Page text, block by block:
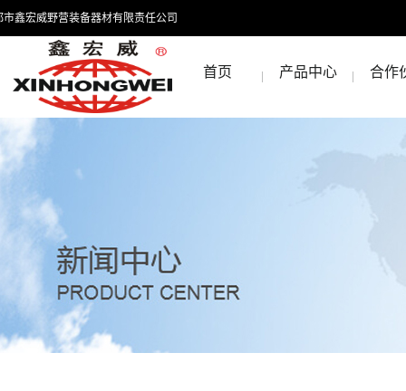
市鑫宏威野营装备器材有限责任公司
首页 产品中心 合作